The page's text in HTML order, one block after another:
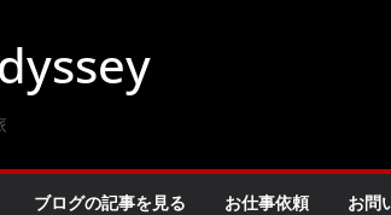
ブログの記事を見る お仕事依頼 お問